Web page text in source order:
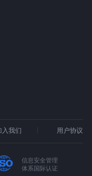
入我们 用户协议
信息安全管理
体系国际认证